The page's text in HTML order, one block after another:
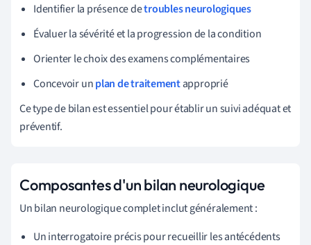
Identifier la présence detroubles neurologiques
Évaluer la sévérité et la progression de la condition
Orienter le choix des examens complémentaires
Concevoir unplan de traitementapproprié
Ce type de bilan est essentiel pour établir un suivi adéquat et
préventif.
Composantes d'un bilan neurologique
Un bilan neurologique complet inclut généralement :
Un interrogatoire précis pour recueillir les antécédents